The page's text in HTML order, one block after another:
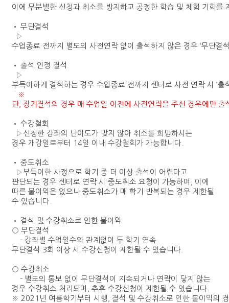
이에 무분별한 신청과 취소를 방지하고 공정한 학습 및 체험 기회를
•무단결석
▷
수업종료 전까지 별도의 사전연락 없이 출석하지 않은 경우 ‘무단결
•출석 인정 결석
▷
부득이하게 결석하는 경우 수업종료 전까지 센터로 사전 연락 시 ‘출
※
단,장기결석의 경우 매 수업일 이전에 사전연락을 주신 경우에만 출
•수강철회
▷ 신청한 강좌의 난이도가 맞지 않아 취소를 희망하시는
경우 개강일로부터 14일 이내 수강철회가 가능합니다
•중도취소
▷부득이한 사정으로 학기 중 더 이상 출석이 어렵다고
판단되는 경우 센터로 연락 시 중도취소 요청이 가능하며
이에
따른 불이익은 없으나 중도취소가 매 학기 반복되는 경우 제한될
수 있습니다
•결석 및 수강취소로 인한 불이익
○무단결석
- 강좌별 수업일수와 관계없이 두 학기 연속
무단결석 3회 이상 시 수강신청이 제한될 수 있습니다
○수강취소
- 별도의 통보 없이 무단결석이 지속되거나 연락이 닿지 않는
경우 수강취소 처리되며
,추후 수강신청이 제한될 수 있습니다
※ 2021 년 여름학기부터 시행 ,결석 및 수강취소로 인한 불이익의